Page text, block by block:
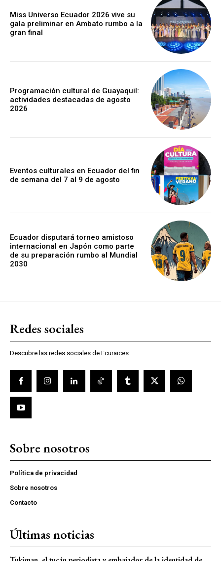
Miss Universo Ecuador 2026 vive su
gala preliminar en Ambato rumbo a la
gran final
Programación cultural de Guayaquil:
actividades destacadas de agosto
2026
Eventos culturales en Ecuador del fin
de semana del 7 al 9 de agosto
Ecuador disputará torneo amistoso
internacional en Japón como parte
de su preparación rumbo al Mundial
2030
Redes sociales
Descubre las redes sociales de Ecuraices
Sobre nosotros
Política de privacidad
Sobre nosotros
Contacto
Últimas noticias